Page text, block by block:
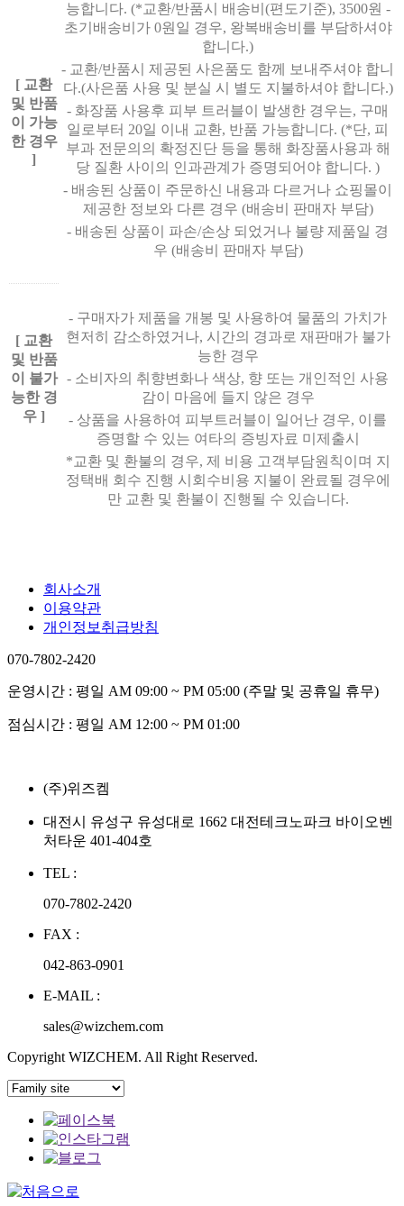
[ 교환
및 반품
이 가능
한 경우
]
능합니다. (*교환/반품시 배송비(편도기준), 3500원 -
초기배송비가 0원일 경우, 왕복배송비를 부담하셔야
합니다.)
- 교환/반품시 제공된 사은품도 함께 보내주셔야 합니
다.(사은품 사용 및 분실 시 별도 지불하셔야 합니다.)
- 화장품 사용후 피부 트러블이 발생한 경우는, 구매
일로부터 20일 이내 교환, 반품 가능합니다. (*단, 피
부과 전문의의 확정진단 등을 통해 화장품사용과 해
당 질환 사이의 인과관계가 증명되어야 합니다. )
- 배송된 상품이 주문하신 내용과 다르거나 쇼핑몰이
제공한 정보와 다른 경우 (배송비 판매자 부담)
- 배송된 상품이 파손/손상 되었거나 불량 제품일 경
우 (배송비 판매자 부담)
[ 교환
및 반품
이 불가
능한 경
우 ]
- 구매자가 제품을 개봉 및 사용하여 물품의 가치가
현저히 감소하였거나, 시간의 경과로 재판매가 불가
능한 경우
- 소비자의 취향변화나 색상, 향 또는 개인적인 사용
감이 마음에 들지 않은 경우
- 상품을 사용하여 피부트러블이 일어난 경우, 이를
증명할 수 있는 여타의 증빙자료 미제출시
*교환 및 환불의 경우, 제 비용 고객부담원칙이며 지
정택배 회수 진행 시회수비용 지불이 완료될 경우에
만 교환 및 환불이 진행될 수 있습니다.
회사소개
이용약관
개인정보취급방침
070-7802-2420
운영시간 : 평일 AM 09:00 ~ PM 05:00 (주말 및 공휴일 휴무)
점심시간 : 평일 AM 12:00 ~ PM 01:00
(주)위즈켐
대전시 유성구 유성대로 1662 대전테크노파크 바이오벤
처타운 401-404호
TEL :
070-7802-2420
FAX :
042-863-0901
E-MAIL :
sales@wizchem.com
Copyright WIZCHEM. All Right Reserved.